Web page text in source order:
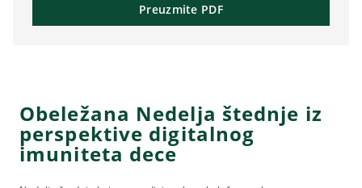
Preuzmite PDF
Obeležana Nedelja štednje iz
perspektive digitalnog
imuniteta dece